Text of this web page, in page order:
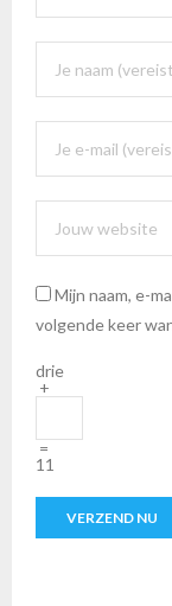
Mijn naam, e-
volgende keer
drie
+
=
11